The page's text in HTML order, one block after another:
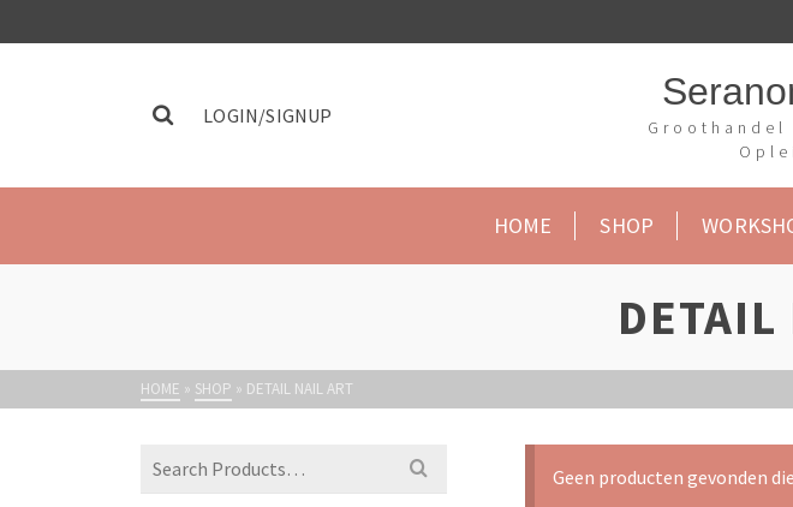
LOGIN/SIGNUP
HOME SHOP
HOME » SHOP » DETAIL NAIL ART
Geen producten gevonden